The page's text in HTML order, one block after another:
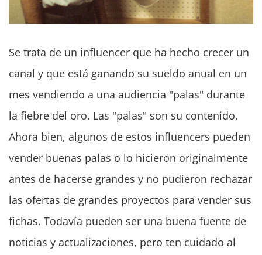
Se trata de un influencer que ha hecho crecer un
canal y que está ganando su sueldo anual en un
mes vendiendo a una audiencia "palas" durante
la fiebre del oro. Las "palas" son su contenido.
Ahora bien, algunos de estos influencers pueden
vender buenas palas o lo hicieron originalmente
antes de hacerse grandes y no pudieron rechazar
las ofertas de grandes proyectos para vender sus
fichas. Todavía pueden ser una buena fuente de
noticias y actualizaciones, pero ten cuidado al